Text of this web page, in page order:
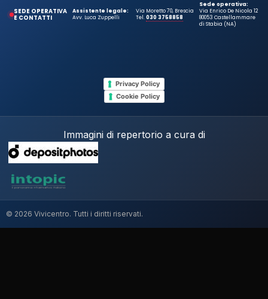
SEDE OPERATIVA
E CONTATTI
Assistente legale:
Avv. Luca Zuppelli
Via Moretto 70, Brescia
Tel.030 3758858
Sede operativa:
Via Enrico De Nicola 12
80053 Castellammare
di Stabia (NA)
Privacy Policy
Cookie Policy
Immagini di repertorio a cura di
© 2026 Vivicentro. Tutti i diritti riservati.